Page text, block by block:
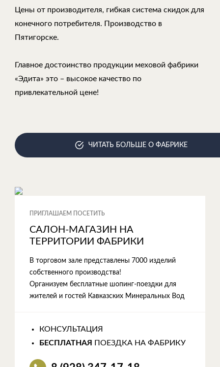
Цены от производителя, гибкая система скидок для
конечного потребителя. Производство в
Пятигорске.
Главное достоинство продукции меховой фабрики
«Эдита» это – высокое качество по
привлекательной цене!
ЧИТАТЬ БОЛЬШЕ О ФАБРИКЕ
ПРИГЛАШАЕМ ПОСЕТИТЬ
САЛОН-МАГАЗИН НА
ТЕРРИТОРИИ ФАБРИКИ
В торговом зале представлены 7000 изделий
собственного производства!
Организуем бесплатные шопинг-поездки для
жителей и гостей Кавказских Минеральных Вод
КОНСУЛЬТАЦИЯ
БЕСПЛАТНАЯ
ПОЕЗДКА НА ФАБРИКУ